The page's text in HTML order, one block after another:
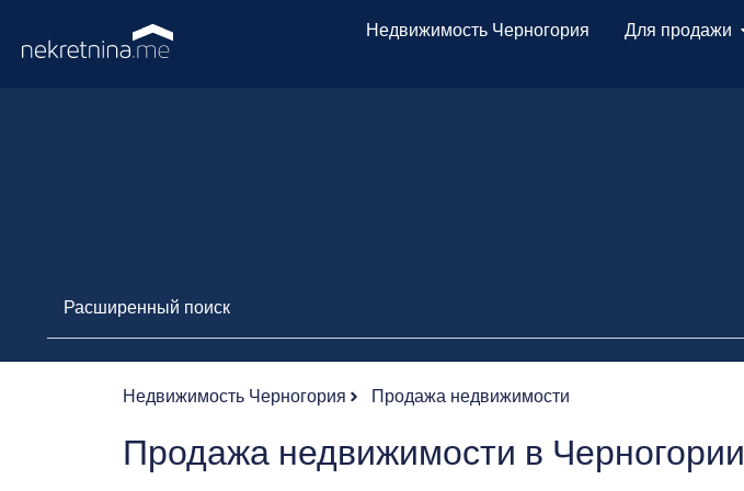
Недвижимость Черногория Для продажи
Расширенный поиск
Недвижимость Черногория Продажа недвижимости
Продажа недвижимости в Черногории